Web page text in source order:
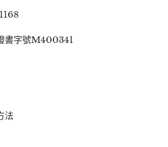
書字號M400341
法